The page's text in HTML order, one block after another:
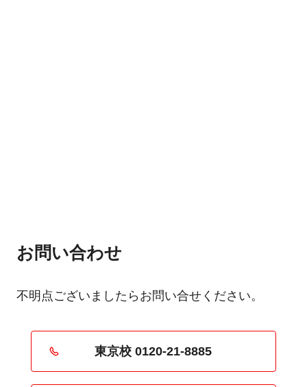
お問い合わせ
不明点ございましたらお問い合せください。
東京校 0120-21-8885